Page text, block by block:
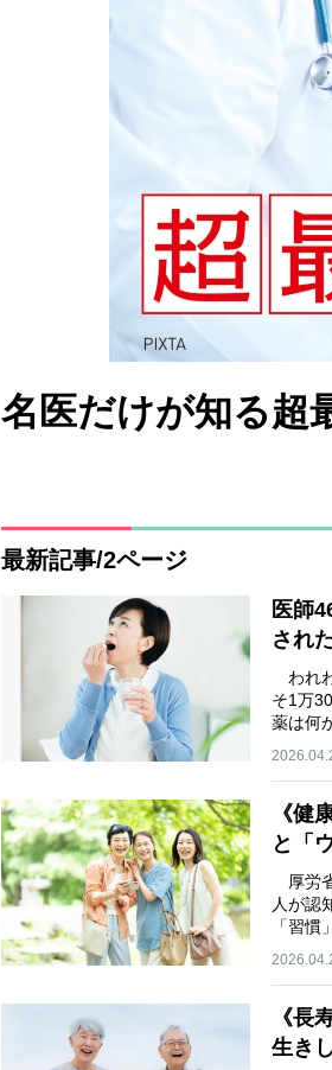
名医だけが知る超
最新記事/2ページ
医師
され
われ
そ1万
薬は何
《健
と「
厚労
人が認
「習
《長
生き